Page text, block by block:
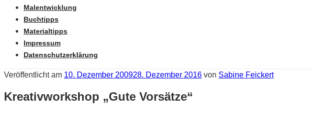
Malentwicklung
Buchtipps
Materialtipps
Impressum
Datenschutzerklärung
Veröffentlicht am 10. Dezember 200928. Dezember 2016 von Sabine Feickert
Kreativworkshop „Gute Vorsätze“